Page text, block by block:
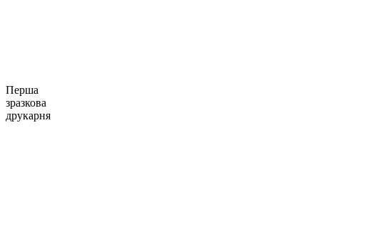
Перша
зразкова
друкарня